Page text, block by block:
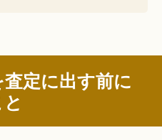
定に出す前に